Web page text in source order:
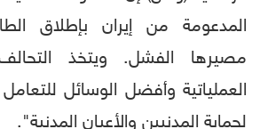
المدعومة من إيران بإطلاق
مصيرها الفشل. ويتخذ التحالف
العملياتية وأفضل الوسائل
لحماية المدنيين والأعيان المدنية".